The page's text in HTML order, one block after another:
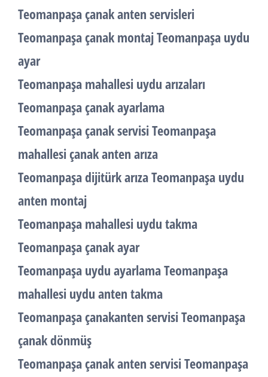
Teomanpaşa çanak anten servisleri
Teomanpaşa çanak montaj Teomanpaşa uydu
ayar
Teomanpaşa mahallesi uydu arızaları
Teomanpaşa çanak ayarlama
Teomanpaşa çanak servisi Teomanpaşa
mahallesi çanak anten arıza
Teomanpaşa dijitürk arıza Teomanpaşa uydu
anten montaj
Teomanpaşa mahallesi uydu takma
Teomanpaşa çanak ayar
Teomanpaşa uydu ayarlama Teomanpaşa
mahallesi uydu anten takma
Teomanpaşa çanakanten servisi Teomanpaşa
çanak dönmüş
Teomanpaşa çanak anten servisi Teomanpaşa